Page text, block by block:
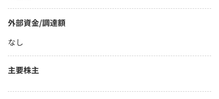
外部資金/調達額
なし
主要株主